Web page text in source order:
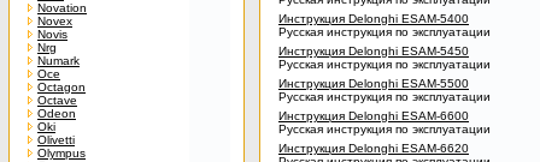
Novation
Novex
Novis
Nrg
Numark
Oce
Octagon
Octave
Odeon
Oki
Olivetti
Olympus
Инструкция Delonghi ESAM-5400
Русская инструкция по эксплуатации
Инструкция Delonghi ESAM-5450
Русская инструкция по эксплуатации
Инструкция Delonghi ESAM-5500
Русская инструкция по эксплуатации
Инструкция Delonghi ESAM-6600
Русская инструкция по эксплуатации
Инструкция Delonghi ESAM-6620